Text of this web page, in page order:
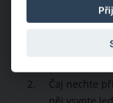
Sáčky
Čaj nechte